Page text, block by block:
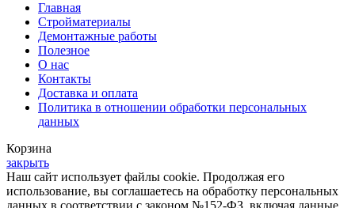
Главная
Стройматериалы
Демонтажные работы
Полезное
О нас
Контакты
Доставка и оплата
Политика в отношении обработки персональных
данных
Корзина
закрыть
Наш сайт использует файлы cookie. Продолжая его
использование, вы соглашаетесь на обработку персональных
данных в соответствии с законом №152-ФЗ, включая данные,